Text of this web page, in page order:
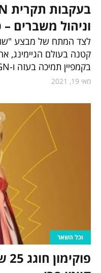
וניהול משברים
לצד המתח של מבצע
בקמפיין תמיכה בעזה ו-IGN ישראל הגיבה עליו
מאי 19, 2021
וכל השאר